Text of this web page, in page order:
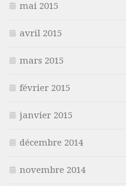
mai 2015
avril 2015
mars 2015
février 2015
janvier 2015
décembre 2014
novembre 2014